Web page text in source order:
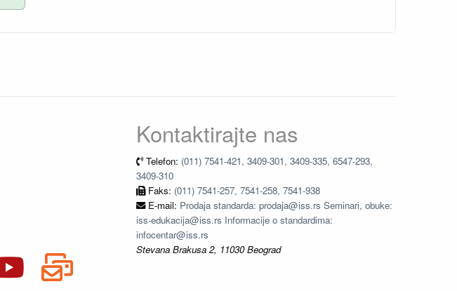
Kontaktirajte nas
Telefon: (011) 7541-421, 3409-301, 3409-335, 6547-293,
3409-310
Faks: (011) 7541-257, 7541-258, 7541-938
E-mail: Prodaja standarda: prodaja@iss.rs Seminari, obuke:
iss-edukacija@iss.rs Informacije o standardima:
infocentar@iss.rs
Stevana Brakusa 2, 11030 Beograd